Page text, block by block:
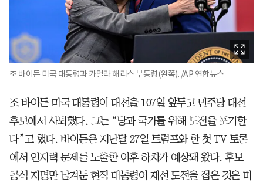
조 바이든 미국 대통령과 카멀라 해리스 부통령(왼쪽). /AP 연합뉴스
조 바이든 미국 대통령이 대선을 107일 앞두고 민주당 대선
후보에서 사퇴했다. 그는 “당과 국가를 위해 도전을 포기한
다”고 했다. 바이든은 지난달 27일 트럼프와 한 첫 TV 토론
에서 인지력 문제를 노출한 이후 하차가 예상돼 왔다. 후보
공식 지명만 남겨둔 현직 대통령이 재선 도전을 접은 것은 미